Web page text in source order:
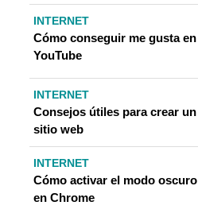
INTERNET
Cómo conseguir me gusta en
YouTube
INTERNET
Consejos útiles para crear un
sitio web
INTERNET
Cómo activar el modo oscuro
en Chrome